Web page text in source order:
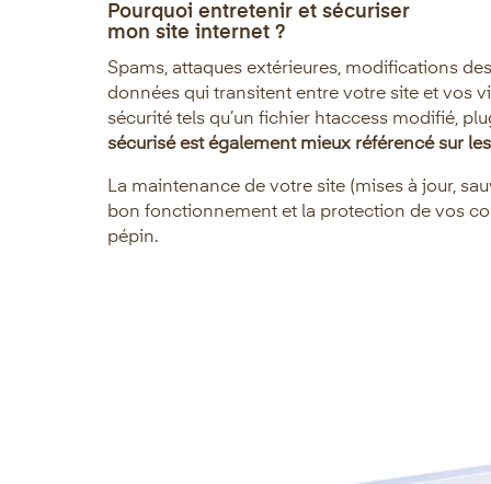
Pourquoi entretenir et sécuriser
mon site internet ?
Spams, attaques extérieures, modifications
données qui transitent entre votre site et vos
sécurité tels qu’un fichier htaccess modifié,
sécurisé est également mieux référencé sur
La maintenance de votre site (mises à jour,
bon fonctionnement et la protection de vos
pépin.